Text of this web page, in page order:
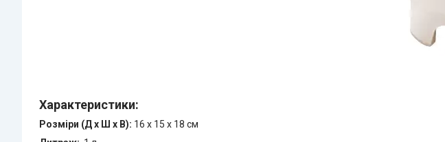
Характеристики:
Розміри (Д x Ш x В): 16 x 15 x 18 см